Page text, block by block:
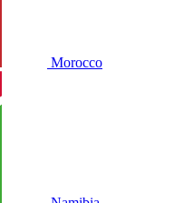
Morocco